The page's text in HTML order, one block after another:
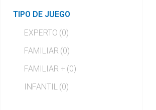
TIPO DE JUEGO
EXPERTO (0)
FAMILIAR (0)
FAMILIAR + (0)
INFANTIL (0)